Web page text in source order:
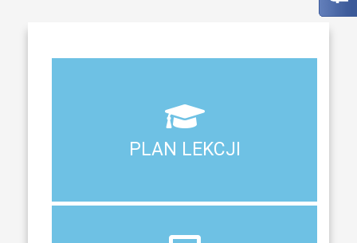
PLAN LEKCJI
PLAN LEKCJI
DZIENNIK